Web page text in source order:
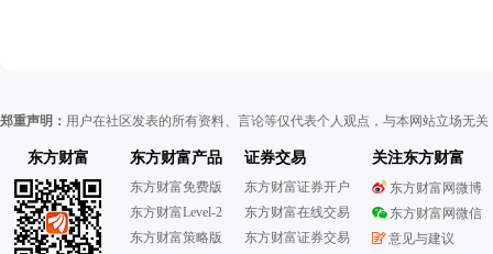
郑重声明： 用户在社区发表的所有资料、言论等仅代表个人观点，与本网站立场无
东方财富 东方财富产品
东方财富免费版
东方财富Level-2
东方财富策略版
证券交易
东方财富证券开户
东方财富在线交易
东方财富证券交易
关注东方财富
东方财富网微博
东方财富网微信
意见与建议